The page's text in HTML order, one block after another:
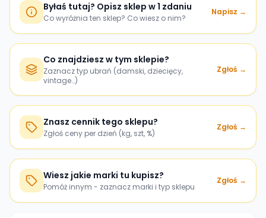
Byłaś tutaj? Opisz sklep w 1 zdaniu
Co wyróżnia ten sklep? Co wiesz o nim?
Napisz →
Co znajdziesz w tym sklepie?
Zaznacz typ ubrań (damski, dziecięcy,
vintage…)
Zgłoś →
Znasz cennik tego sklepu?
Zgłoś ceny per dzień (kg, szt, %)
Zgłoś →
Wiesz jakie marki tu kupisz?
Pomóż innym - zaznacz marki i typ sklepu
Zgłoś →